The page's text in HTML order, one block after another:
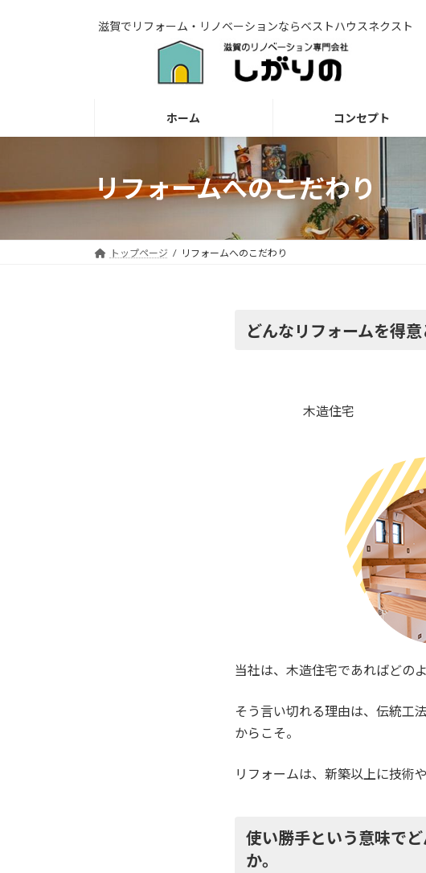
滋賀でリフォーム・リノベーションならベストハウスネクスト
ホーム コンセプト
リフォームへのこだわり
トップページ リフォームへのこだわり
どんなリフォームを得意
木造住宅
当社は、木造住宅であればどの
そう言い切れる理由は、伝統工
からこそ。
リフォームは、新築以上に技術
使い勝手という意味で
か。